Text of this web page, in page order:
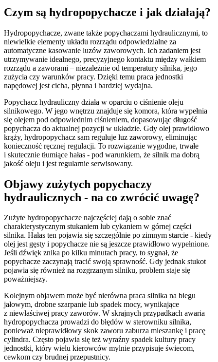
Czym są hydropopychacze i jak działają?
Hydropopychacze, zwane także popychaczami hydraulicznymi, to
niewielkie elementy układu rozrządu odpowiedzialne za
automatyczne kasowanie luzów zaworowych. Ich zadaniem jest
utrzymywanie idealnego, precyzyjnego kontaktu między wałkiem
rozrządu a zaworami – niezależnie od temperatury silnika, jego
zużycia czy warunków pracy. Dzięki temu praca jednostki
napędowej jest cicha, płynna i bardziej wydajna.
Popychacz hydrauliczny działa w oparciu o ciśnienie oleju
silnikowego. W jego wnętrzu znajduje się komora, która wypełnia
się olejem pod odpowiednim ciśnieniem, dopasowując długość
popychacza do aktualnej pozycji w układzie. Gdy olej prawidłowo
krąży, hydropopychacz sam reguluje luz zaworowy, eliminując
konieczność ręcznej regulacji. To rozwiązanie wygodne, trwałe
i skutecznie tłumiące hałas - pod warunkiem, że silnik ma dobrą
jakość oleju i jest regularnie serwisowany.
Objawy zużytych popychaczy
hydraulicznych - na co zwrócić uwagę?
Zużyte hydropopychacze najczęściej dają o sobie znać
charakterystycznym stukaniem lub cykaniem w górnej części
silnika. Hałas ten pojawia się szczególnie po zimnym starcie - kiedy
olej jest gęsty i popychacze nie są jeszcze prawidłowo wypełnione.
Jeśli dźwięk znika po kilku minutach pracy, to sygnał, że
popychacze zaczynają tracić swoją sprawność. Gdy jednak stukot
pojawia się również na rozgrzanym silniku, problem staje się
poważniejszy.
Kolejnym objawem może być nierówna praca silnika na biegu
jałowym, drobne szarpanie lub spadek mocy, wynikające
z niewłaściwej pracy zaworów. W skrajnych przypadkach awaria
hydropopychacza prowadzi do błędów w sterowniku silnika,
ponieważ nieprawidłowy skok zaworu zaburza mieszankę i pracę
cylindra. Często pojawia się też wyraźny spadek kultury pracy
jednostki, który wielu kierowców mylnie przypisuje świecom,
cewkom czy brudnej przepustnicy.